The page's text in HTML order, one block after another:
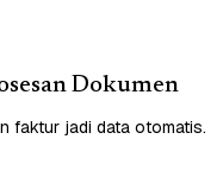
Dokumen
faktur jadi data otomatis.